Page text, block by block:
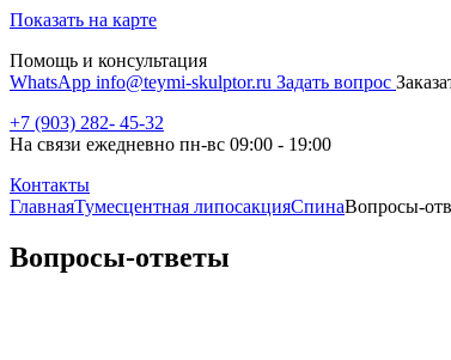
Показать на карте
Помощь и консультация
WhatsApp info@teymi-skulptor.ru Задать вопрос
+7 (903) 282- 45-32
На связи ежедневно пн-вс 09:00 - 19:00
Контакты
ГлавнаяТумесцентная липосакцияСпинаВопросы-
Вопросы-ответы